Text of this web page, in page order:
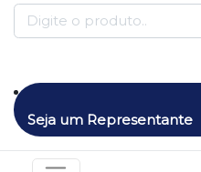
Seja um Representante